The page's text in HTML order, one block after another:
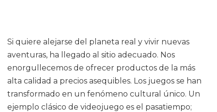
Si quiere alejarse del planeta real y vivir nuevas
aventuras, ha llegado al sitio adecuado. Nos
enorgullecemos de ofrecer productos de la más
alta calidad a precios asequibles. Los juegos se han
transformado en un fenómeno cultural único. Un
ejemplo clásico de videojuego es el pasatiempo;